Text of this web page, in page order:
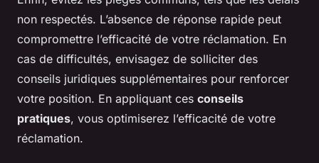
non respectés. L’absence de réponse rapide peut
compromettre l’efficacité de votre réclamation. En
cas de difficultés, envisagez de solliciter des
conseils juridiques supplémentaires pour renforcer
votre position. En appliquant ces conseils
pratiques, vous optimiserez l’efficacité de votre
réclamation.